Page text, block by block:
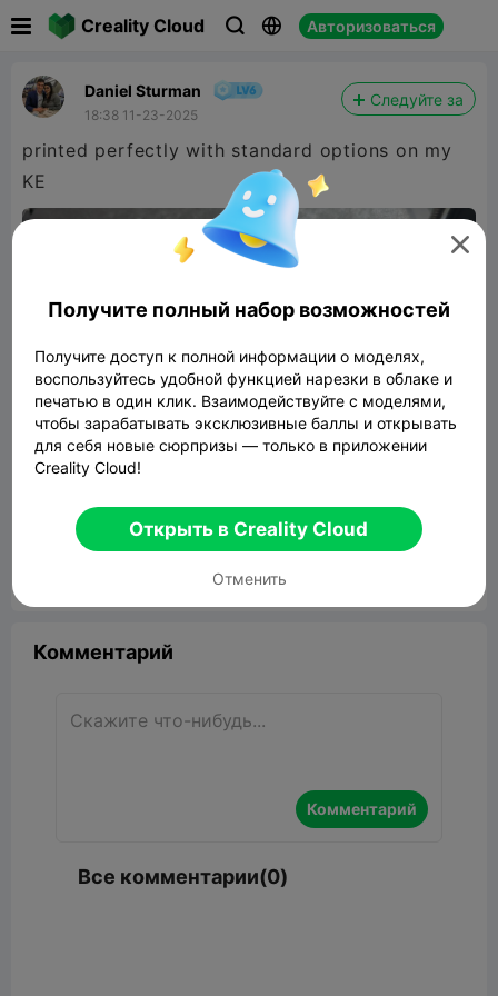
Creality Cloud   Авторизоваться
Daniel Sturman
18:38 11-23-2025
Следуйте за
printed perfectly with standard options on my
KE
Bird Stand
17.27KB Связанные 3D модели
8
Комментарий
Комментарий
Все комментарии(0)

Получите полный набор возможностей
Получите доступ к полной информации о моделях,
воспользуйтесь удобной функцией нарезки в облаке и
печатью в один клик. Взаимодействуйте с моделями,
чтобы зарабатывать эксклюзивные баллы и открывать
для себя новые сюрпризы — только в приложении
Creality Cloud!
Открыть в Creality Cloud
Отменить